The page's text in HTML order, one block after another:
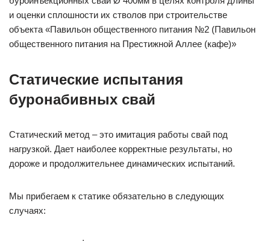
и оценки сплошности их стволов при строительстве
объекта «Павильон общественного питания №2 (Павильон
общественного питания на Престижной Аллее (кафе)»
Статические испытания
буронабивных свай
Статический метод – это имитация работы свай под
нагрузкой. Дает наиболее корректные результаты, но
дороже и продолжительнее динамических испытаний.
Мы прибегаем к статике обязательно в следующих
случаях: